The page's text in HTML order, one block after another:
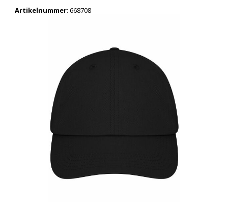
Artikelnummer: 668708